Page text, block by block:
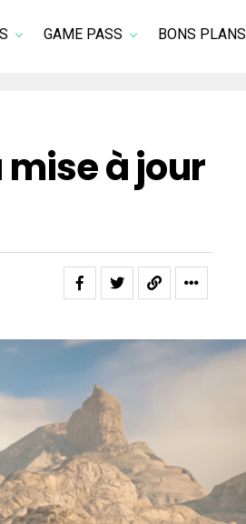
GAME PASS BONS PLANS
mise à jour